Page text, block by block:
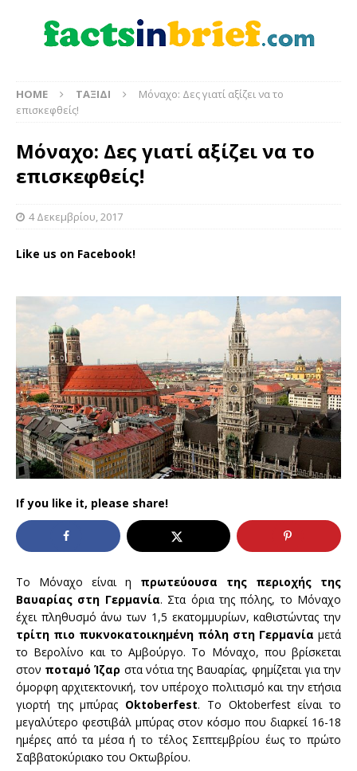
HOME ΤΑΞΙΔΙ
Μόναχο: Δες γιατί αξίζει να το
επισκεφθείς!
Μόναχο: Δες γιατί αξίζει να το
επισκεφθείς!
4 Δεκεμβρίου, 2017
Like us on Facebook!
If you like it, please share!
Το Μόναχο είναι η πρωτεύουσα της περιοχής της
Βαυαρίας στη Γερμανία. Στα όρια της πόλης, το Μόναχο
έχει πληθυσμό άνω των 1,5 εκατομμυρίων, καθιστώντας την
τρίτη πιο πυκνοκατοικημένη πόλη στη Γερμανία μετά
το Βερολίνο και το Αμβούργο. Το Μόναχο, που βρίσκεται
στον ποταμό Ίζαρ στα νότια της Βαυαρίας, φημίζεται για την
όμορφη αρχιτεκτονική, τον υπέροχο πολιτισμό και την ετήσια
γιορτή της μπύρας Oktoberfest. Το Oktoberfest είναι το
μεγαλύτερο φεστιβάλ μπύρας στον κόσμο που διαρκεί 16-18
ημέρες από τα μέσα ή το τέλος Σεπτεμβρίου έως το πρώτο
Σαββατοκύριακο του Οκτωβρίου.